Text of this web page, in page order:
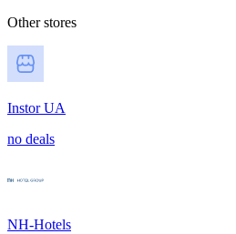
Other stores
Instor UA
no deals
NH-Hotels